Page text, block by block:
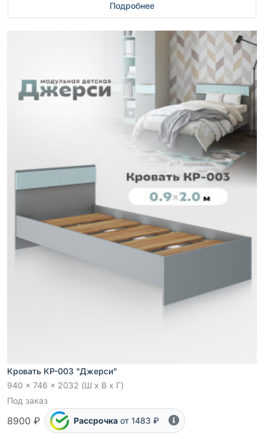
Подробнее
Кровать КР-003 "Джерси"
940 x 746 x 2032 (Ш x В x Г)
Под заказ
8900 ₽ Рассрочка от 1483 ₽